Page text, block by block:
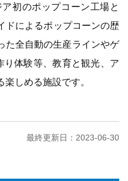
初のポップコーン工場と
ドによるポップコーンの歴
た全自動の生産ラインやゲ
り体験等、教育と観光、ア
しめる施設です。
最終更新日：2023-06-30